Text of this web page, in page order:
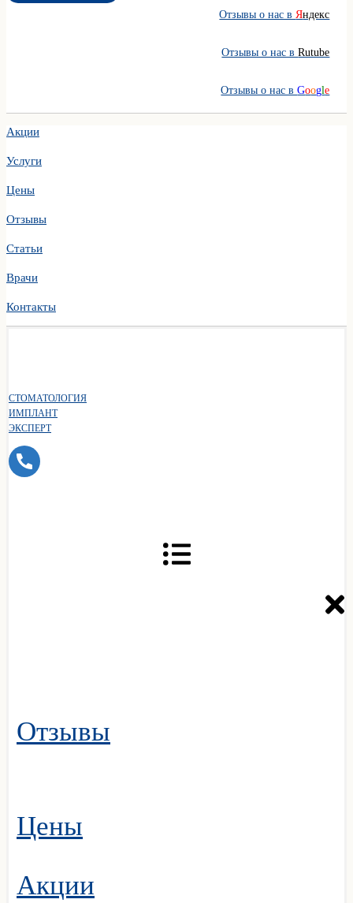
Отзывы о нас вЯндекс
Отзывы о нас вRutube
Отзывы о нас вGoogle
Акции
Услуги
Цены
Отзывы
Статьи
Врачи
Контакты
СТОМАТОЛОГИЯ
ИМПЛАНТ
ЭКСПЕРТ
Отзывы
Цены
Акции